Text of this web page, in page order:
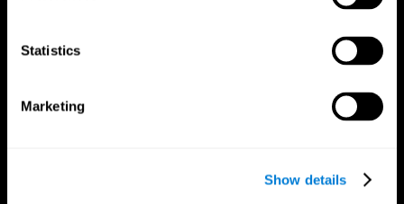
Statistics
Marketing
Show details